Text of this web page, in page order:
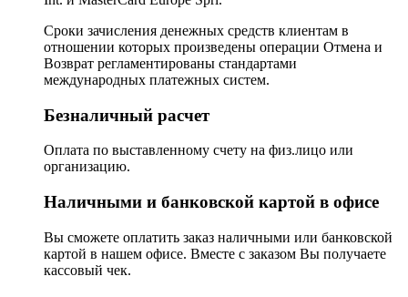
Сроки зачисления денежных средств клиентам в
отношении которых произведены операции Отмена и
Возврат регламентированы стандартами
международных платежных систем.
Безналичный расчет
Оплата по выставленному счету на физ.лицо или
организацию.
Наличными и банковской картой в офисе
Вы сможете оплатить заказ наличными или банковской
картой в нашем офисе. Вместе с заказом Вы получаете
кассовый чек.